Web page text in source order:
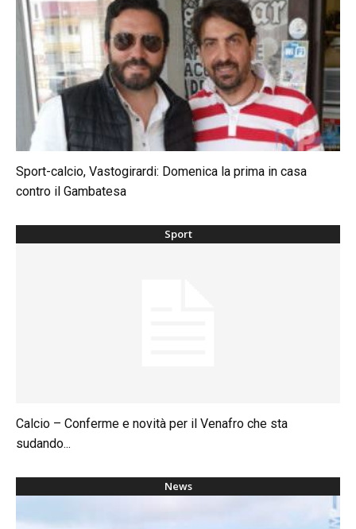
Sport-calcio, Vastogirardi: Domenica la prima in casa
contro il Gambatesa
Sport
Calcio – Conferme e novità per il Venafro che sta
sudando...
News